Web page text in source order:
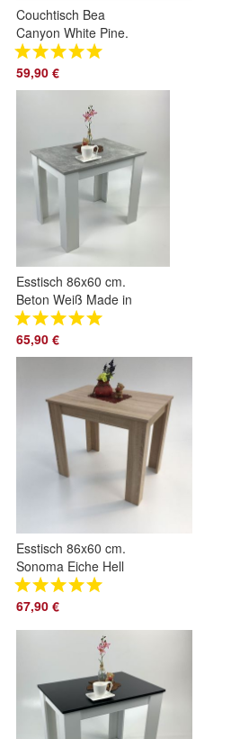
Couchtisch Bea
Canyon White Pine.
Made in Germany
59,90 €
Esstisch 86x60 cm.
Beton Weiß Made in
Germany
65,90 €
Esstisch 86x60 cm.
Sonoma Eiche Hell
Sägerau Landhaus
Made in Germany
67,90 €